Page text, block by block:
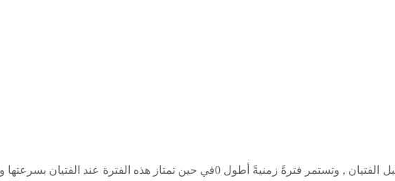
وبشكل عام تبدأ فترة النمو السريع عند الفتيات قبل الفتيان , وتستمر فترةً زمنيةً أطول 0في حين تمتاز هذه